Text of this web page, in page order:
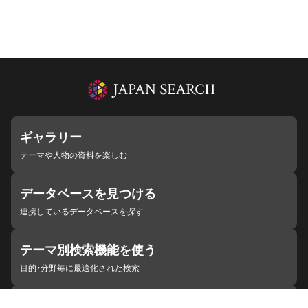
ギャラリー
テーマや人物の資料を楽しむ
データベースを見つける
連携しているデータベースを探す
テーマ別検索機能を使う
目的・分野毎に最適化された検索